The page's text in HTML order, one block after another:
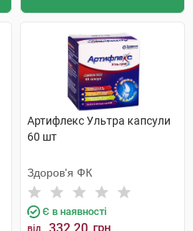
Артифлекс Ультра капсули
60 шт
Здоров'я ФК
Є в наявності
від грн